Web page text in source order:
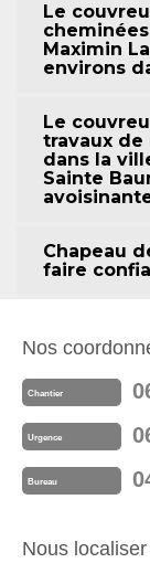
Le
Maximin
environs
Le
travaux de
dans la
Sainte
Chapeau
faire
Nos
Chantier
Urgence
Bureau
Nous localiser